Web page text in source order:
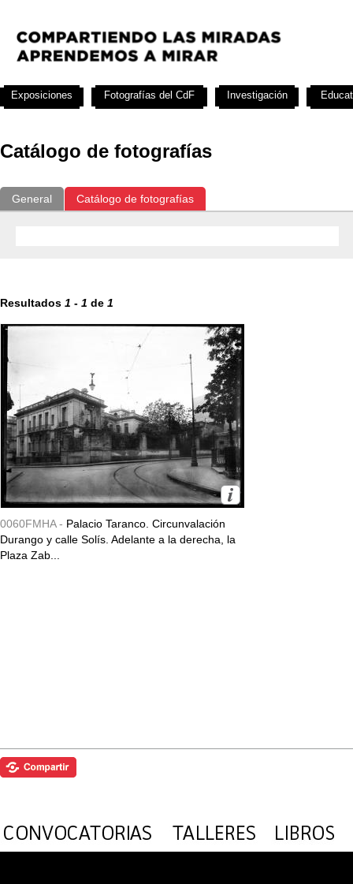
Catálogo de fotografías
General Catálogo de fotografías
Resultados 1 - 1 de 1
0060FMHA - Palacio Taranco. Circunvalación
Durango y calle Solís. Adelante a la derecha, la
Plaza Zab...
Exposiciones Fotografías del CdF Investigación